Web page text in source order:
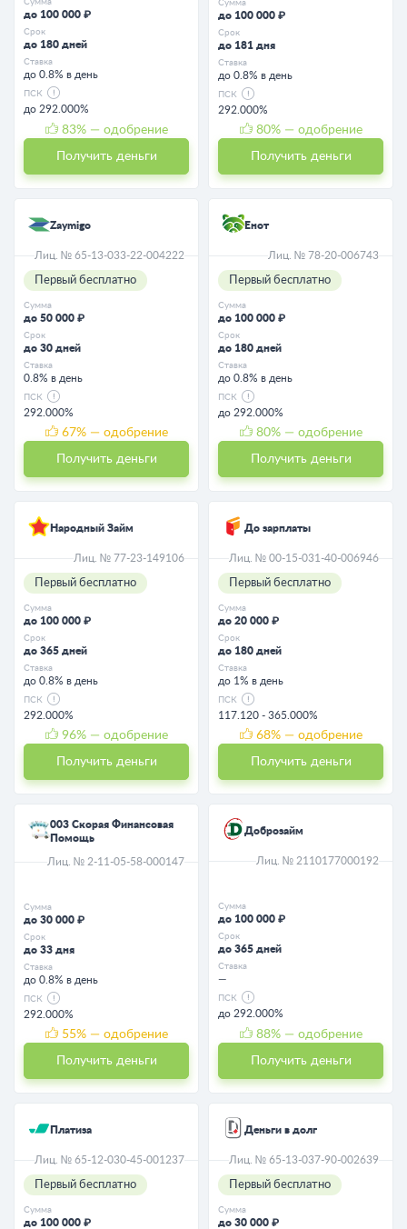
до 100 000 ₽
Срок
до 180 дней
Ставка
до 0.8% в день
ПСК
до 292.000%
83% — одобрение
Получить деньги
Сумма
до 100 000 ₽
Срок
до 181 дня
Ставка
до 0.8% в день
ПСК
292.000%
80% — одобрение
Получить деньги
Zaymigo
Лиц. № 65-13-033-22-004222
Первый бесплатно
Сумма
до 50 000 ₽
Срок
до 30 дней
Ставка
0.8% в день
ПСК
292.000%
67% — одобрение
Получить деньги
Енот
Лиц. № 78-20-006743
Первый бесплатно
Сумма
до 100 000 ₽
Срок
до 180 дней
Ставка
до 0.8% в день
ПСК
до 292.000%
80% — одобрение
Получить деньги
Народный Займ
Лиц. № 77-23-149106
Первый бесплатно
Сумма
до 100 000 ₽
Срок
до 365 дней
Ставка
до 0.8% в день
ПСК
292.000%
96% — одобрение
Получить деньги
До зарплаты
Лиц. № 00-15-031-40-006946
Первый бесплатно
Сумма
до 20 000 ₽
Срок
до 180 дней
Ставка
до 1% в день
ПСК
117.120 - 365.000%
68% — одобрение
Получить деньги
003 Скорая Финансовая
Помощь
Лиц. № 2-11-05-58-000147
Сумма
до 30 000 ₽
Срок
до 33 дня
Ставка
до 0.8% в день
ПСК
292.000%
55% — одобрение
Получить деньги
Доброзайм
Лиц. № 2110177000192
Сумма
до 100 000 ₽
Срок
до 365 дней
Ставка
—
ПСК
до 292.000%
88% — одобрение
Получить деньги
Платиза
Лиц. № 65-12-030-45-001237
Первый бесплатно
Сумма
до 100 000 ₽
Деньги в долг
Лиц. № 65-13-037-90-002639
Первый бесплатно
Сумма
до 30 000 ₽